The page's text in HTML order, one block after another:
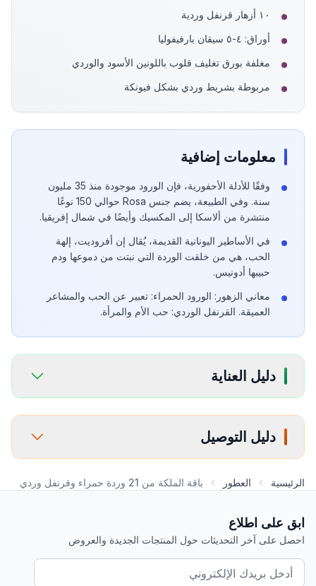
١٠ أزهار قرنفل وردية
أوراق: ٤-٥ سيقان بارفيفوليا
مغلفة بورق تغليف قلوب باللونين الأسود والوردي
مربوطة بشريط وردي بشكل فيونكة
معلومات إضافية
وفقًا للأدلة الأحفورية، فإن الورود موجودة منذ 35 مليون
سنة. وفي الطبيعة، يضم جنس Rosa حوالي 150 نوعًا
منتشرة من ألاسكا إلى المكسيك وأيضًا في شمال إفريقيا.
في الأساطير اليونانية القديمة، يُقال إن أفروديت، إلهة
الحب، هي من خلقت الوردة التي نبتت من دموعها ودم
حبيبها أدونيس.
معاني الزهور: الورود الحمراء: تعبير عن الحب والمشاعر
العميقة. القرنفل الوردي: حب الأم والمرأة.
دليل العناية
دليل التوصيل
الرئيسية العطور باقة الملكة من 21 وردة حمراء وقرنفل وردي
ابق على اطلاع
احصل على آخر التحديثات حول المنتجات الجديدة والعروض